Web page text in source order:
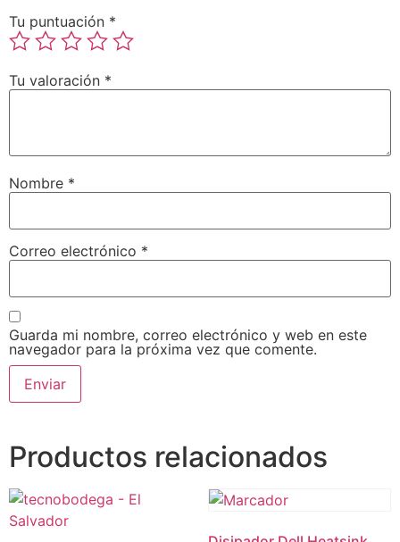
Tu puntuación *
Tu valoración *
Nombre *
Correo electrónico *
Guarda mi nombre, correo electrónico y web en este
navegador para la próxima vez que comente.
Productos relacionados